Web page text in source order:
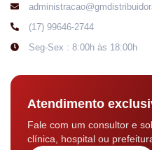
(17) 99646-2744
Seg-Sex : 8:00h às 18:00h
Atendimento
Fale com um consultor e
clínica, hospital ou